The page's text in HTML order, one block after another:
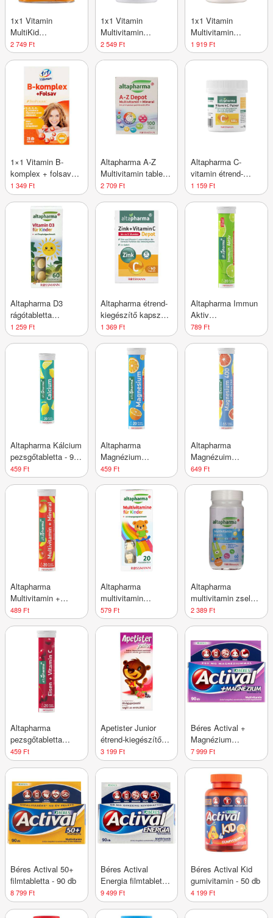
1x1 Vitamin
MultiKid
gumivitamin - 50 db
2 749 Ft
1x1 Vitamin
Multivitamin
rágótabletta - 60 db
2 549 Ft
1x1 Vitamin
Multivitamin
rágótabletta macis -
90 db
1 919 Ft
1×1 Vitamin B-
komplex + folsav
filmtabletta - 28 db
1 349 Ft
Altapharma A-Z
Multivitamin tabletta
- 100 db
2 709 Ft
Altapharma C-
vitamin étrend-
kiegészítő por
tiszta
aszkorbinsavval -
1 159 Ft
Altapharma D3
rágótabletta
gyerekeknek - 60
db
1 259 Ft
Altapharma étrend-
kiegészítő kapszula
cinkkel és C-
vitaminnal - 60 db
1 369 Ft
Altapharma Immun
Aktiv
pezsgőtabletta
cinkkel, szelénnel,
C-, A- és D-
vitaminnal - 90 g
789 Ft
Altapharma Kálcium
pezsgőtabletta - 90
g
459 Ft
Altapharma
Magnézium
pezsgőtabletta
narancs ízű - 80 g
459 Ft
Altapharma
Magnézuim
pezsgőtabletta
magnéziummal, C-
és E-vitaminnal -
97,5 g
649 Ft
Altapharma
Multivitamin +
Ásványianyagok
pezsgőtabletta - 90
489 Ft
Altapharma
multivitamin
rágótabletta
gyerekeknek - 20
579 Ft
Altapharma
multivitamin zselék
gyerekeknek - 60
db
2 389 Ft
Altapharma
pezsgőtabletta
vassal, C-
vitaminnal, B12-
folsavval - 80 g
459 Ft
Apetister Junior
étrend-kiegészítő
málna - 100 ml
3 199 Ft
Béres Actival +
Magnézium
filmtabletta - 90 db
7 999 Ft
Béres Actival 50+
filmtabletta - 90 db
8 799 Ft
Béres Actival
Energia filmtabletta
- 90 db
9 499 Ft
Béres Actival Kid
gumivitamin - 50 db
4 199 Ft